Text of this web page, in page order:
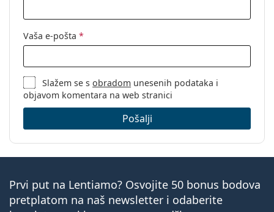
Vaša e-pošta *
Slažem se sobradom unesenih podataka i
objavom komentara na web stranici
Pošalji
Prvi put na Lentiamo? Osvojite 50 bonus bodova
pretplatom na naš newsletter i odaberite